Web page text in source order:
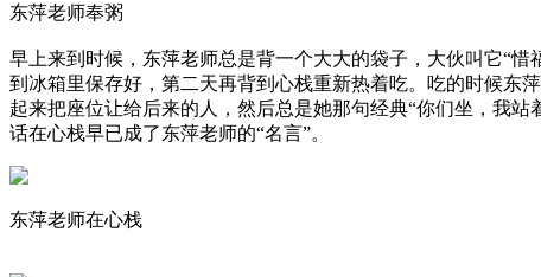
东萍老师奉粥
早上来到时候，东萍老师总是背一个大大的袋子，大伙叫它“
到冰箱里保存好，第二天再背到心栈重新热着吃。吃的时候东
起来把座位让给后来的人，然后总是她那句经典“你们坐，我
话在心栈早已成了东萍老师的“名言”。
东萍老师在心栈